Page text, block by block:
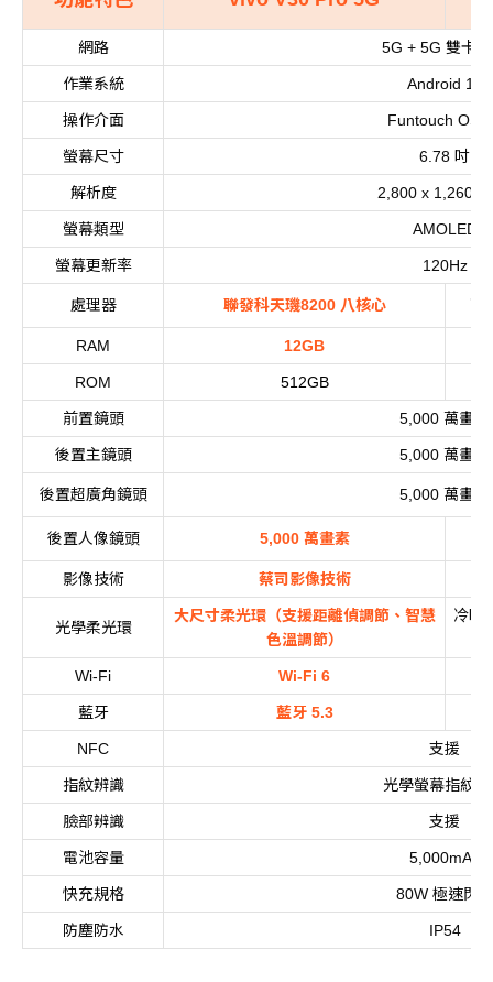
網路 5G + 5G 雙卡
作業系統
Android 14
操作介面 Funtouch OS
螢幕尺寸 6.78 吋
解析度
2,800 x
螢幕類型 AMOLED
螢幕更新率 120Hz
處理器 聯發科天璣8200 八核心
RAM 12GB
ROM 512GB
前置鏡頭 5,000 萬畫素
後置主鏡頭
5,000 萬畫素
後置超廣角鏡頭
5,000 萬畫素
後置人像鏡頭
5,000 萬畫素
影像技術
蔡司影像技術
光學柔光環
大尺寸柔光環（支援距離偵調節、智慧
色溫調節）
冷暖
Wi-Fi Wi-Fi 6
藍牙 藍牙5.3
NFC
支援
指紋辨識
光學螢幕指紋
臉部辨識
支援
電池容量
5,000mAh
快充規格 80W 極速閃充
防塵防水
IP54